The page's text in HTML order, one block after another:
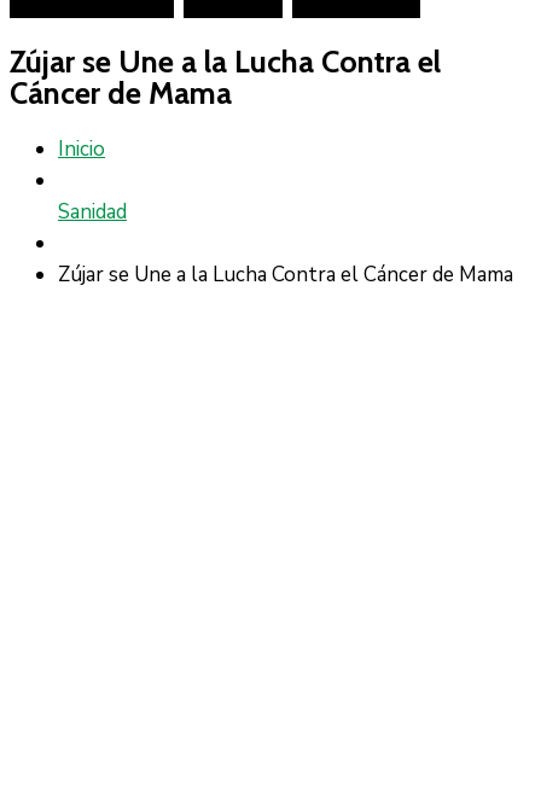
Zújar se Une a la Lucha Contra el
Cáncer de Mama
Inicio
Sanidad
Zújar se Une a la Lucha Contra el Cáncer de Mama